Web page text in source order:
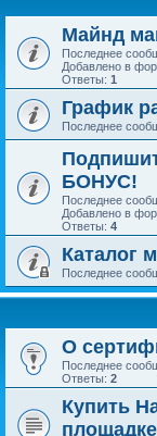
Майнд
Последнее
Добавлено в
Ответы: 1
График
Последнее
БОНУС!
Последнее
Добавлено в
Ответы: 4
Каталог
Последнее
О
Последнее
Ответы: 2
Купить
площадке